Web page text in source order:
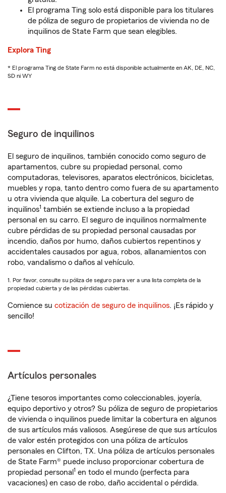
El programa Ting solo está disponible para los titulares
de póliza de seguro de propietarios de vivienda no de
inquilinos de State Farm que sean elegibles.
Explora Ting
* El programa Ting de State Farm no está disponible actualmente en AK, DE, NC,
SD ni WY
Seguro de inquilinos
El seguro de inquilinos, también conocido como seguro de
apartamentos, cubre su propiedad personal, como
computadoras, televisores, aparatos electrónicos, bicicletas,
muebles y ropa, tanto dentro como fuera de su apartamento
u otra vivienda que alquile. La cobertura del seguro de
inquilinos1 también se extiende incluso a la propiedad
personal en su carro. El seguro de inquilinos normalmente
cubre pérdidas de su propiedad personal causadas por
incendio, daños por humo, daños cubiertos repentinos y
accidentales causados por agua, robos, allanamientos con
robo, vandalismo o daños al vehículo.
1. Por favor, consulte su póliza de seguro para ver a una lista completa de la
propiedad cubierta y de las pérdidas cubiertas.
Comience su cotización de seguro de inquilinos. ¡Es rápido y
sencillo!
Artículos personales
¿Tiene tesoros importantes como coleccionables, joyería,
equipo deportivo y otros? Su póliza de seguro de propietarios
de vivienda o inquilinos puede limitar la cobertura en algunos
de sus artículos más valiosos. Asegúrese de que sus artículos
de valor estén protegidos con una póliza de artículos
personales en Clifton, TX. Una póliza de artículos personales
de State Farm® puede incluso proporcionar cobertura de
propiedad personal 1 en todo el mundo (perfecta para
vacaciones) en caso de robo, daño accidental o pérdida.